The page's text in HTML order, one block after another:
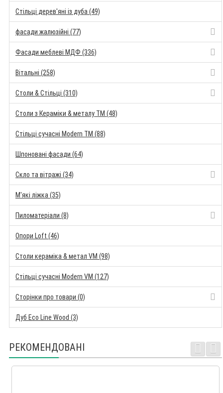
Стільці дерев'яні із дуба (49)
фасади жалюзійні (77)
Фасади меблеві МДФ (336)
Вітальні (258)
Столи & Стільці (310)
Столи з Кераміки & металу TM (48)
Стільці сучасні Modern TM (88)
Шпоновані фасади (64)
Скло та вітражі (34)
М'які ліжка (35)
Пиломатеріали (8)
Опори Loft (46)
Столи кераміка & метал VM (98)
Стільці сучасні Modern VM (127)
Сторінки про товари (0)
Дуб Eco Line Wood (3)
РЕКОМЕНДОВАНІ